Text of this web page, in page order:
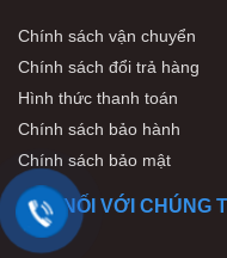
Chính sách vận chuyển
Chính sách đổi trả hàng
Hình thức thanh toán
Chính sách bảo hành
Chính sách bảo mật
KẾT NỐI VỚI CHÚNG